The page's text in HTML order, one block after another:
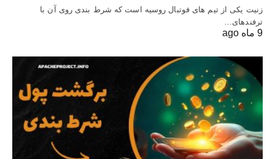
زنیت یکی از تیم های فوتبال روسیه است که شرط بندی روی آن با
ترفندهای…
9 ماه ago